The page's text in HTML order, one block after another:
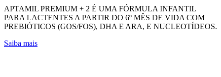
APTAMIL PREMIUM + 2 É UMA FÓRMULA INFANTIL
PARA LACTENTES A PARTIR DO 6º MÊS DE VIDA COM
PREBIÓTICOS (GOS/FOS), DHA E ARA, E NUCLEOTÍDEOS.
Saiba mais